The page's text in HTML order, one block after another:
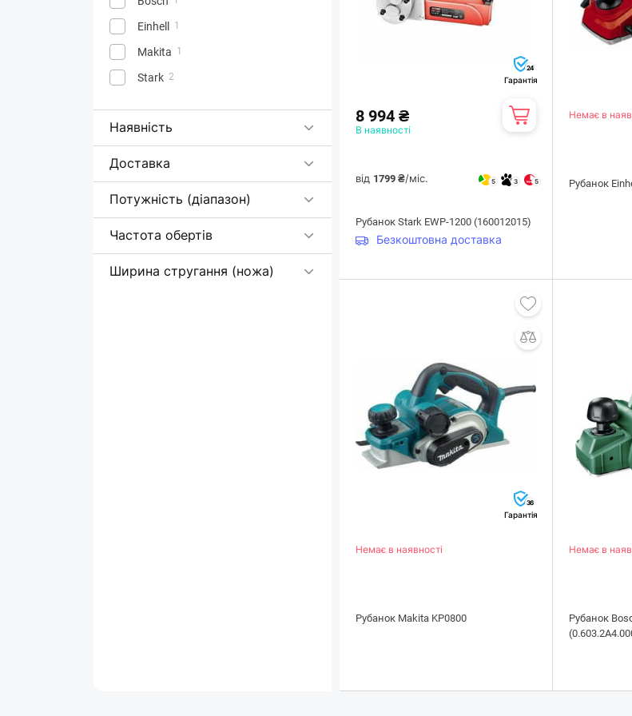
Einhell 1
Makita 1
Stark 2
Наявність
Доставка
Потужність (діапазон)
Частота обертів
Ширина стругання (ножа)
24
Гарантія
8 994 ₴
В наявності
від 1799 ₴/міс. 5 3 5
Рубанок Stark EWP-1200 (160012015)
Безкоштовна доставка
Немає в
Рубанок
36
Гарантія
Немає в наявності
Рубанок Makita KP0800
Немає в
Рубанок